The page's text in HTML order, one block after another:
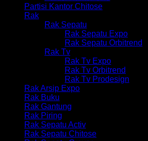
Partisi Kantor Chitose
Rak
Rak Sepatu
Rak Sepatu Expo
Rak Sepatu Orbitrend
Rak Tv
Rak Tv Expo
Rak Tv Orbitrend
Rak Tv Prodesign
Rak Arsip Expo
Rak Buku
Rak Gantung
Rak Piring
Rak Sepatu Activ
Rak Sepatu Chitose